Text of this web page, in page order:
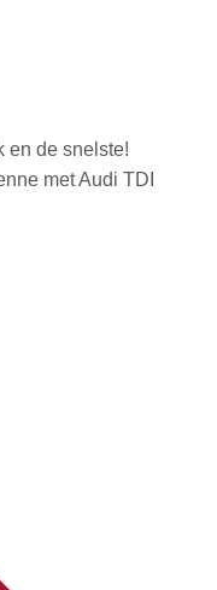
en de snelste!
met Audi TDI